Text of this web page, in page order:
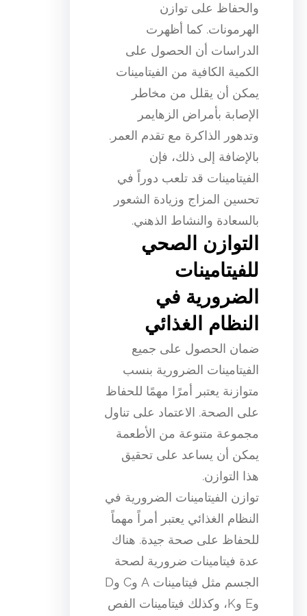
والحفاظ على توازن
الهرمونات. كما أظهرت
الدراسات أن الحصول على
الكمية الكافية من الفيتامينات
يمكن أن يقلل من مخاطر
الإصابة بأمراض الزهايمر
وتدهور الذاكرة مع تقدم العمر.
بالإضافة إلى ذلك، فإن
الفيتامينات قد تلعب دوراً في
تحسين المزاج وزيادة الشعور
بالسعادة والنشاط الذهني.
التوازن الصحي
للفيتامينات
الضرورية في
النظام الغذائي
ضمان الحصول على جميع
الفيتامينات الضرورية بنسب
متوازنة يعتبر أمرًا مهمًا للحفاظ
على الصحة. الاعتماد على تناول
مجموعة متنوعة من الأطعمة
يمكن أن يساعد على تحقيق
هذا التوازن.
توازن الفيتامينات الضرورية في
النظام الغذائي يعتبر أمراً مهماً
للحفاظ على صحة جيدة. هناك
عدة فيتامينات ضرورية لصحة
الجسم مثل فيتامينات A وC وD
وE وK، وكذلك فيتامينات الفص